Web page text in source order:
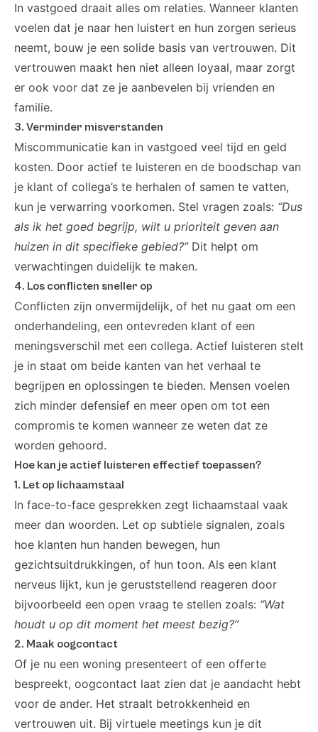
In vastgoed draait alles om relaties. Wanneer klanten
voelen dat je naar hen luistert en hun zorgen serieus
neemt, bouw je een solide basis van vertrouwen. Dit
vertrouwen maakt hen niet alleen loyaal, maar zorgt
er ook voor dat ze je aanbevelen bij vrienden en
familie.
3. Verminder misverstanden
Miscommunicatie kan in vastgoed veel tijd en geld
kosten. Door actief te luisteren en de boodschap van
je klant of collega’s te herhalen of samen te vatten,
kun je verwarring voorkomen. Stel vragen zoals: “Dus
als ik het goed begrijp, wilt u prioriteit geven aan
huizen in dit specifieke gebied?”Dit helpt om
verwachtingen duidelijk te maken.
4. Los conflicten sneller op
Conflicten zijn onvermijdelijk, of het nu gaat om een
onderhandeling, een ontevreden klant of een
meningsverschil met een collega. Actief luisteren stelt
je in staat om beide kanten van het verhaal te
begrijpen en oplossingen te bieden. Mensen voelen
zich minder defensief en meer open om tot een
compromis te komen wanneer ze weten dat ze
worden gehoord.
Hoe kan je actief luisteren effectief toepassen?
1. Let op lichaamstaal
In face-to-face gesprekken zegt lichaamstaal vaak
meer dan woorden. Let op subtiele signalen, zoals
hoe klanten hun handen bewegen, hun
gezichtsuitdrukkingen, of hun toon. Als een klant
nerveus lijkt, kun je geruststellend reageren door
bijvoorbeeld een open vraag te stellen zoals: “Wat
houdt u op dit moment het meest bezig?”
2. Maak oogcontact
Of je nu een woning presenteert of een offerte
bespreekt, oogcontact laat zien dat je aandacht hebt
voor de ander. Het straalt betrokkenheid en
vertrouwen uit. Bij virtuele meetings kun je dit